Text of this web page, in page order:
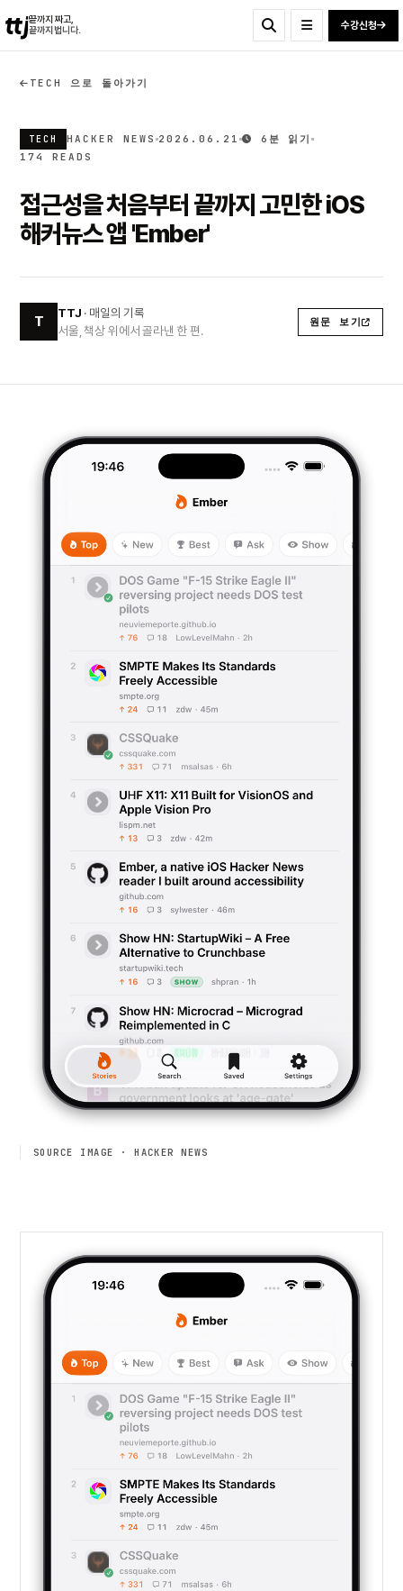
ttj끝까지 짜고,
끝까지 법니다.
수강신청
TECH 으로 돌아가기
TECH HACKER NEWS 2026.06.21
6분 읽기
174 READS
접근성을 처음부터 끝까지 고민한 iOS
해커뉴스 앱 'Ember'
T
TTJ · 매일의 기록
서울, 책상 위에서 골라낸 한 편.
원문 보기
SOURCE IMAGE · HACKER NEWS